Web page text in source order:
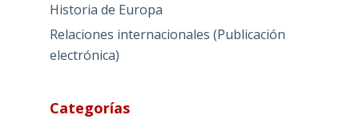
Historia de Europa
Relaciones internacionales (Publicación
electrónica)
Categorías